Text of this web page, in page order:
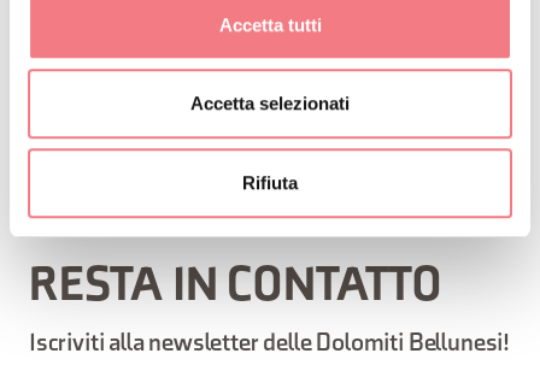
Accetta tutti
Accetta selezionati
Rifiuta
RESTA IN CONTATTO
Iscriviti alla newsletter delle Dolomiti Bellunesi!